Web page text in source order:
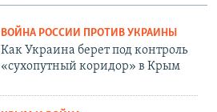
ВОЙНА РОССИИ ПРОТИВ УКРАИНЫ
Как Украина берет под контроль
«сухопутный коридор» в Крым